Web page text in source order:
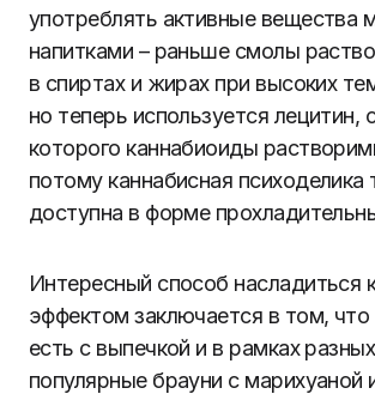
употреблять активные вещества
напитками – раньше смолы
в спиртах и жирах при высоких
но теперь используется
которого каннабиоиды
потому каннабисная психоделика
доступна в форме
Интересный способ насладиться
эффектом заключается в том,
есть с выпечкой и в рамках
популярные брауни с марихуаной